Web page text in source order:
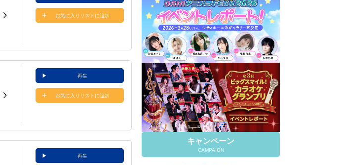
自宅でカラオケ歌い放題！
家族や友達と一緒に！練習にも！
お気に入りリストに追加
再生
お気に入りリストに追加
再生
キャンペーン
CAMPAIGN